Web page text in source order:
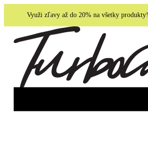
Využi zľavy až do 20% na všetky produkty!